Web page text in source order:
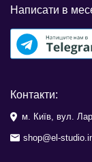
Написати в
Контакти:
м. Київ, вул.
shop@el-